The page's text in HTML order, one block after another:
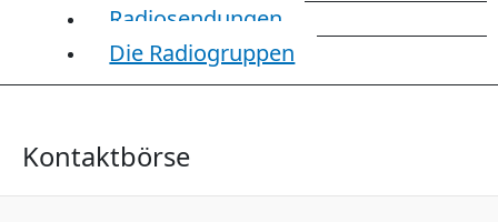
Radiosendungen
Die Radiogruppen
Kontaktbörse